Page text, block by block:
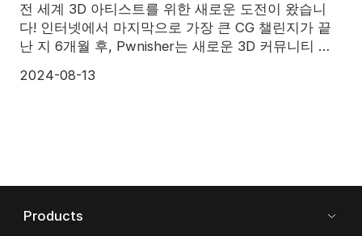
전 세계 3D 아티스트를 위한 새로운 도전이 왔습니
다! 인터넷에서 마지막으로 가장 큰 CG 챌린지가 끝
난 지 6개월 후, Pwnisher는 새로운 3D 커뮤니티 챌
의 선도적인 클라우드 렌더링 서비스 제공업체이
2024-08-13
Products